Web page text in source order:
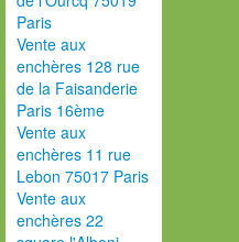
Paris
Vente aux
enchères 128 rue
de la Faisanderie
Paris 16ème
Vente aux
enchères 11 rue
Lebon 75017 Paris
Vente aux
enchères 22